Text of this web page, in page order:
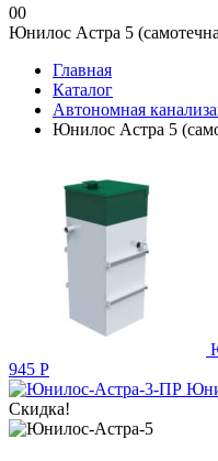
00
Юнилос Астра 5
Главная
Каталог
Автономная
Юнилос Астра 5
945 Р
Скидка!